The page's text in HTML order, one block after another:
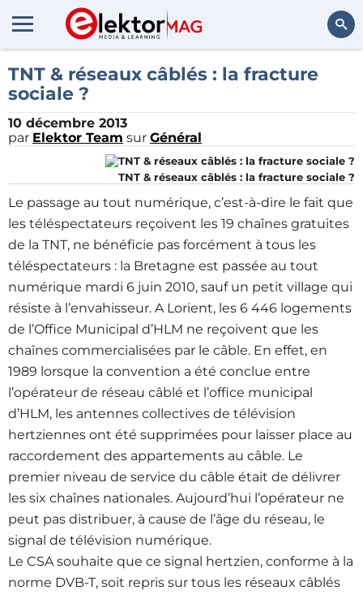
Rechercher
TNT & réseaux câblés : la fracture
sociale ?
10 décembre 2013
par Elektor Team sur Général
TNT & réseaux câblés : la fracture sociale ?
Le passage au tout numérique, c’est-à-dire le fait que
les téléspectateurs reçoivent les 19 chaînes gratuites
de la TNT, ne bénéficie pas forcément à tous les
téléspectateurs : la Bretagne est passée au tout
numérique mardi 6 juin 2010, sauf un petit village qui
résiste à l’envahisseur. A Lorient, les 6 446 logements
de l’Office Municipal d’HLM ne reçoivent que les
chaînes commercialisées par le câble. En effet, en
1989 lorsque la convention a été conclue entre
l’opérateur de réseau câblé et l’office municipal
d’HLM, les antennes collectives de télévision
hertziennes ont été supprimées pour laisser place au
raccordement des appartements au câble. Le
premier niveau de service du câble était de délivrer
les six chaînes nationales. Aujourd’hui l’opérateur ne
peut pas distribuer, à cause de l’âge du réseau, le
signal de télévision numérique.
Le CSA souhaite que ce signal hertzien, conforme à la
norme DVB-T, soit repris sur tous les réseaux câblés